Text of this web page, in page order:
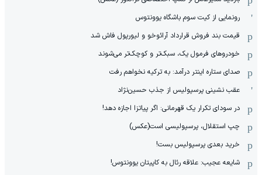
رونمایی از کیت سوم باشگاه یوونتوس
قیمت بند فروش قرارداد آرائوخو و لیورپول فاش شد
خودروهای فرمول یک، سبک‌تر و کوچک‌تر می‌شوند
صدای ستاره اینتر درآمد: به ترکیه نخواهم رفت
عقب نشینی پرسپولیس از جذب حسین‌نژاد
در سودای تکرار یک قهرمانی: اگر پیاتزا اجازه دهد!
چپ استقلال، پرسپولیسی است(عکس)
خرید بعدی پرسپولیس بست!
شایعه عجیب: علاقه رئال به کاپیتان یوونتوس!